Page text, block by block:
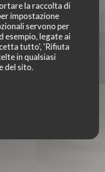
la raccolta di
impostazione
servono per
esempio, legate ai
tutto', 'Rifiuta
in qualsiasi
del sito.